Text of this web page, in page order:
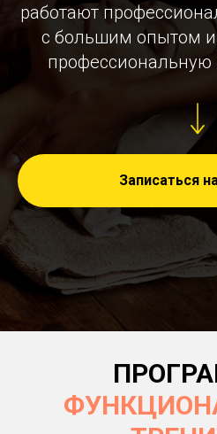
работают
с большим опытом
Записаться